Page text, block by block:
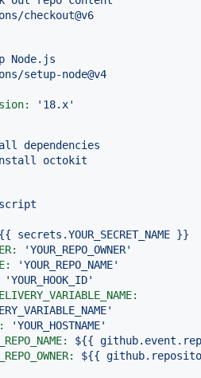
checkout@v6
Node.js
setup-node@v4
'18.x'
dependencies
octokit
script
secrets.YOUR_SECRET_NAME }}
'YOUR_REPO_OWNER'
'YOUR_REPO_NAME'
'YOUR_HOOK_ID'
'YOUR_HOSTNAME'
${{
${{